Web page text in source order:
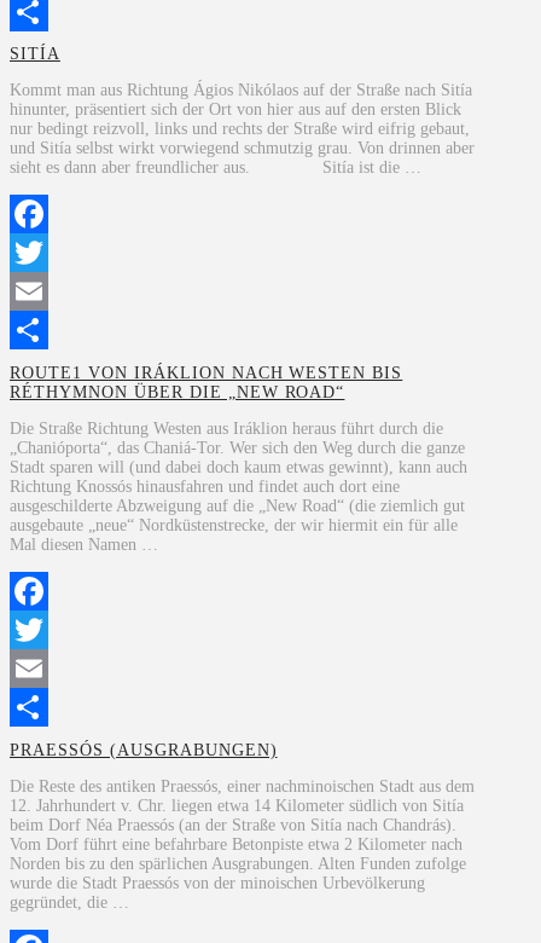
Email
Teilen
SITÍA
Kommt man aus Richtung Ágios Nikólaos auf der Straße nach Sitía
hinunter, präsentiert sich der Ort von hier aus auf den ersten Blick
nur bedingt reizvoll, links und rechts der Straße wird eifrig gebaut,
und Sitía selbst wirkt vorwiegend schmutzig grau. Von drinnen aber
sieht es dann aber freundlicher aus. Sitía ist die …
Facebook
Twitter
Email
Teilen
ROUTE1 VON IRÁKLION NACH WESTEN BIS
RÉTHYMNON ÜBER DIE „NEW ROAD“
Die Straße Richtung Westen aus Iráklion heraus führt durch die
„Chanióporta“, das Chaniá-Tor. Wer sich den Weg durch die ganze
Stadt sparen will (und dabei doch kaum etwas gewinnt), kann auch
Richtung Knossós hinausfahren und findet auch dort eine
ausgeschilderte Abzweigung auf die „New Road“ (die ziemlich gut
ausgebaute „neue“ Nordküstenstrecke, der wir hiermit ein für alle
Mal diesen Namen …
Facebook
Twitter
Email
Teilen
PRAESSÓS (AUSGRABUNGEN)
Die Reste des antiken Praessós, einer nachminoischen Stadt aus dem
12. Jahrhundert v. Chr. liegen etwa 14 Kilometer südlich von Sitía
beim Dorf Néa Praessós (an der Straße von Sitía nach Chandrás).
Vom Dorf führt eine befahrbare Betonpiste etwa 2 Kilometer nach
Norden bis zu den spärlichen Ausgrabungen. Alten Funden zufolge
wurde die Stadt Praessós von der minoischen Urbevölkerung
gegründet, die …